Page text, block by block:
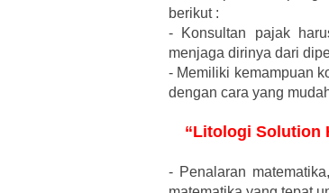
berikut :
-
Konsultan pajak
menjaga dirinya dari
- Memiliki kemampuan
dengan cara yang
“Litologi Solution
- Penalaran